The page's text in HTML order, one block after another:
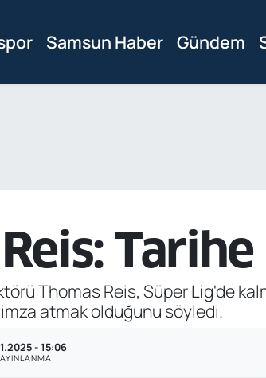
Samsun Haber Gündem
Thomas Reis, Süper Lig'de
atmak olduğunu söyledi.
- 15:06